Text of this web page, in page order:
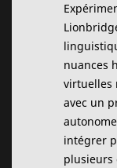
nuances
virtuelles
avec un
intégrer
plusieurs